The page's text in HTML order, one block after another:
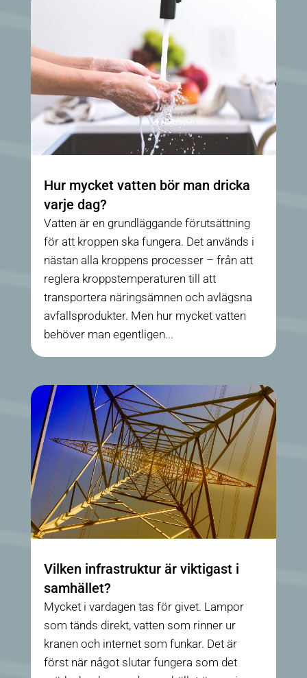
Hur mycket vatten bör man dricka
varje dag?
Vatten är en grundläggande förutsättning
för att kroppen ska fungera. Det används i
nästan alla kroppens processer – från att
reglera kroppstemperaturen till att
transportera näringsämnen och avlägsna
avfallsprodukter. Men hur mycket vatten
behöver man egentligen...
Vilken infrastruktur är viktigast i
samhället?
Mycket i vardagen tas för givet. Lampor
som tänds direkt, vatten som rinner ur
kranen och internet som funkar. Det är
först när något slutar fungera som det